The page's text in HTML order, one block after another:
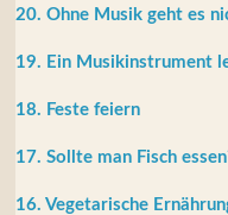
20. Ohne Musik geht es
19. Ein Musikinstrument
18. Feste feiern
17. Sollte man Fisch
16. Vegetarische